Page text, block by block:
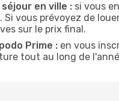
en ville : si vous
vous prévoyez de
sur le prix final.
Prime : en vous
tout au long de